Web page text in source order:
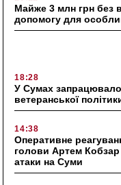
Майже 3 млн грн без
допомогу для
18:28
У Сумах запрацювало
ветеранської
14:38
Оперативне
голови Артем Кобзар
атаки на Суми